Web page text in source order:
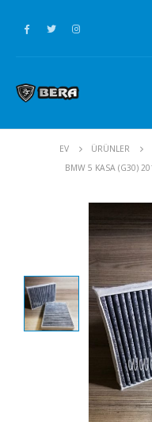
EV ÜRÜNLER
BMW 5 KASA (G30)